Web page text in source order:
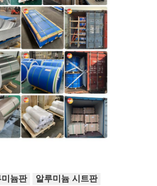
늄판
알루미늄 시트판